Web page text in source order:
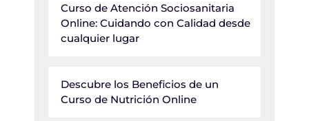
Curso de Atención Sociosanitaria
Online: Cuidando con Calidad desde
cualquier lugar
Descubre los Beneficios de un
Curso de Nutrición Online